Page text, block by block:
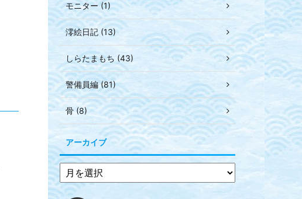
モニター (1)
澪絵日記 (13)
しらたまもち (43)
警備員編 (81)
骨 (8)
アーカイブ